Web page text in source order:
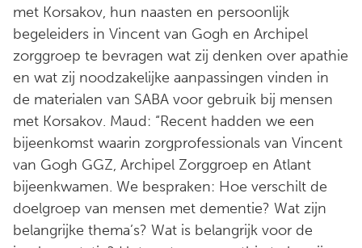
met Korsakov, hun naasten en persoonlijk
begeleiders in Vincent van Gogh en Archipel
zorggroep te bevragen wat zij denken over apathie
en wat zij noodzakelijke aanpassingen vinden in
de materialen van SABA voor gebruik bij mensen
met Korsakov. Maud: “Recent hadden we een
bijeenkomst waarin zorgprofessionals van Vincent
van Gogh GGZ, Archipel Zorggroep en Atlant
bijeenkwamen. We bespraken: Hoe verschilt de
doelgroep van mensen met dementie? Wat zijn
belangrijke thema’s? Wat is belangrijk voor de